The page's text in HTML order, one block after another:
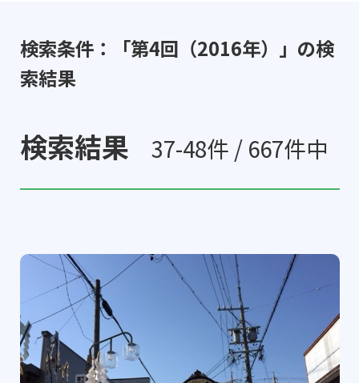
検索条件：「第4回（2016年）」の検
索結果
検索結果 37-48件 / 667件中